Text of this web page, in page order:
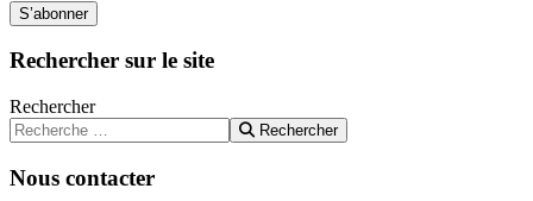
S’abonner
Rechercher sur le site
Rechercher
Rechercher
Nous contacter